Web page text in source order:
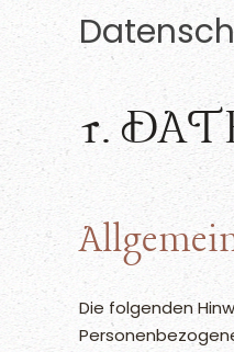
1.
Die folgenden